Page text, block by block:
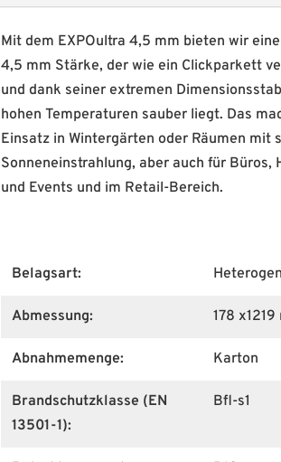
Mit dem EXPOultra 4,5 mm bieten wir
4,5 mm Stärke, der wie ein Clickparkett
und dank seiner extremen
hohen Temperaturen sauber liegt. Das
Einsatz in Wintergärten oder Räumen mit
Sonneneinstrahlung, aber auch für Büros,
und Events und im Retail-Bereich.
Belagsart:
Abmessung: 178 x1219
Abnahmemenge: Karton
Brandschutzklasse (EN
13501-1):
Bfl-s1